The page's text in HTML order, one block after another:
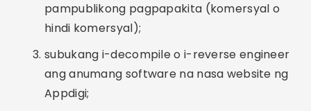
pampublikong pagpapakita (komersyal o
hindi komersyal);
subukang i-decompile o i-reverse engineer
ang anumang software na nasa website ng
Appdigi;